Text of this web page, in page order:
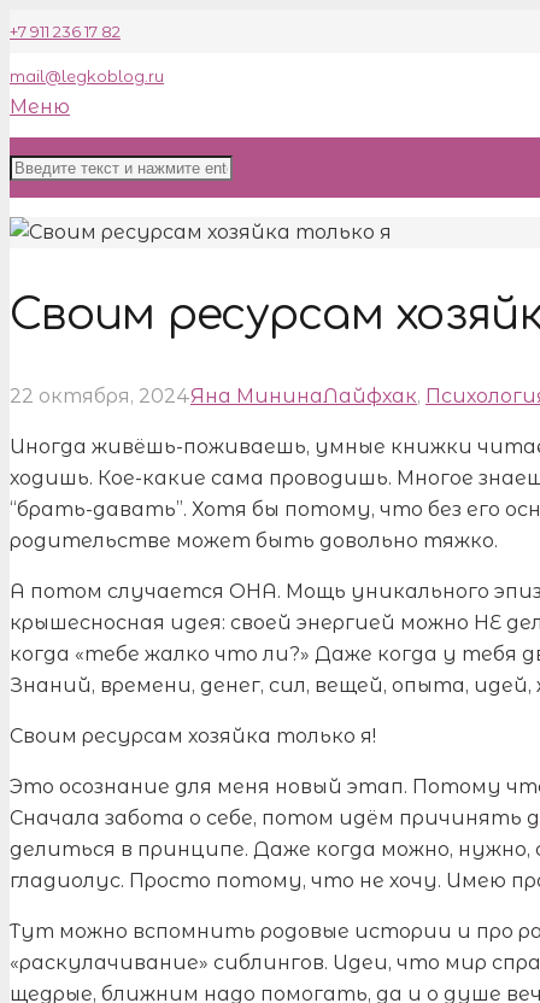
+7 911 236 17 82
mail@legkoblog.ru
Меню
Своим ресурсам
22 октября, 2024Яна МининаЛайфхак,
Иногда живёшь-поживаешь, умные книжки
ходишь. Кое-какие сама проводишь. Многое
“брать-давать”. Хотя бы потому, что без его
родительстве может быть довольно тяжко.
А потом случается ОНА. Мощь уникального
крышесносная идея: своей энергией можно НЕ
когда «тебе жалко что ли?» Даже когда у тебя
Знаний, времени, денег, сил, вещей, опыта,
Своим ресурсам хозяйка только я!
Это осознание для меня новый этап. Потому
Сначала забота о себе, потом идём причинять
делиться в принципе. Даже когда можно,
гладиолус. Просто потому, что не хочу. Имею
Тут можно вспомнить родовые истории и про
«раскулачивание» сиблингов. Идеи, что мир
щедрые, ближним надо помогать, да и о душе